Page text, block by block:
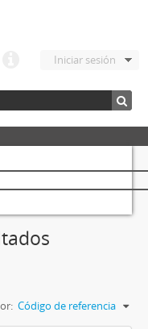
Iniciar sesión
Código de referencia